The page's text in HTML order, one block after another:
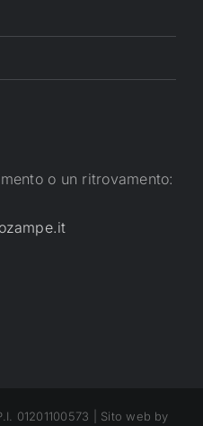
o un ritrovamento:
01201100573 | Sito web by